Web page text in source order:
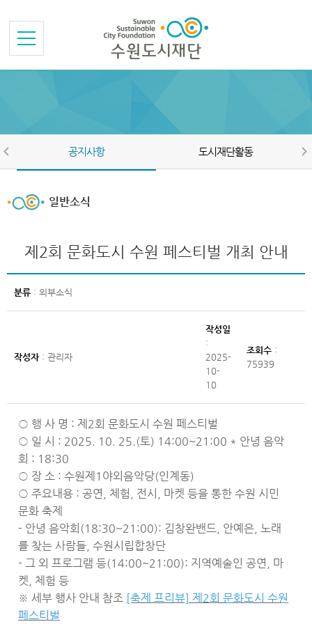
공지사항 도시재단활동
일반소식
제2회 문화도시 수원 페스티벌 개최 안내
분류 : 외부소식
작성자: 관리자
작성일
:
2025-
10-
10
조회수 :
75939
○ 행 사 명 : 제2회 문화도시 수원 페스티벌
○ 일 시 : 2025. 10. 25.(토) 14:00~21:00 * 안녕 음악
회 : 18:30
○ 장 소 : 수원제1야외음악당(인계동)
○ 주요내용 : 공연, 체험, 전시, 마켓 등을 통한 수원 시민
문화 축제
- 안녕 음악회(18:30~21:00): 김창완밴드, 안예은, 노래
를 찾는 사람들, 수원시립합창단
- 그 외 프로그램 등(14:00~21:00): 지역예술인 공연, 마
켓, 체험 등
※ 세부 행사 안내 참조 [축제 프리뷰] 제2회 문화도시 수원
페스티벌